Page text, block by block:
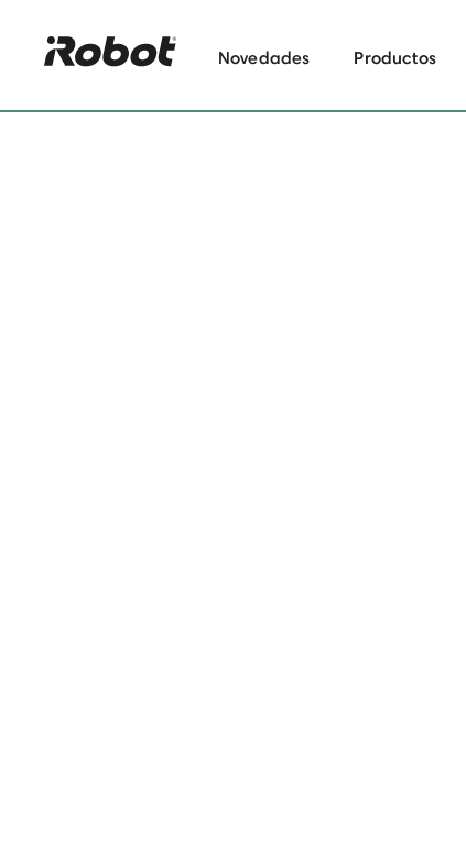
Novedades Productos